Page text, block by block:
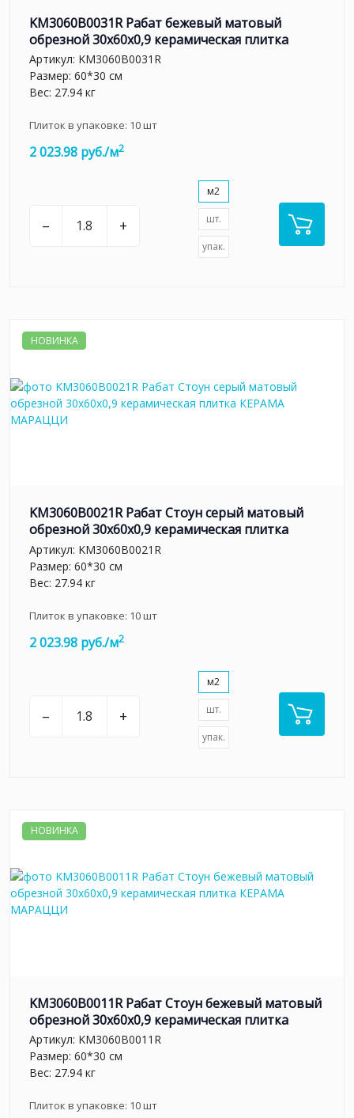
KM3060B0031R Рабат бежевый матовый
обрезной 30x60x0,9 керамическая плитка
Артикул: KM3060B0031R
Размер: 60*30 см
Вес: 27.94 кг
Плиток в упаковке: 10шт
2 023.98 руб./м2
– +
м2
шт.
упак.
НОВИНКА
KM3060B0021R Рабат Стоун серый матовый
обрезной 30x60x0,9 керамическая плитка
Артикул: KM3060B0021R
Размер: 60*30 см
Вес: 27.94 кг
Плиток в упаковке: 10шт
2 023.98 руб./м2
– +
м2
шт.
упак.
НОВИНКА
KM3060B0011R Рабат Стоун бежевый матовый
обрезной 30x60x0,9 керамическая плитка
Артикул: KM3060B0011R
Размер: 60*30 см
Вес: 27.94 кг
Плиток в упаковке: 10шт